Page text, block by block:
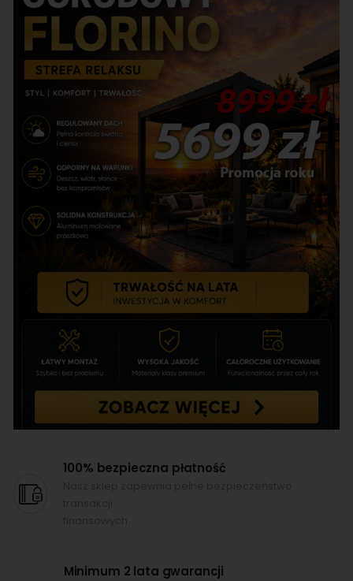
100% bezpieczna płatność
Minimum 2 lata gwarancji